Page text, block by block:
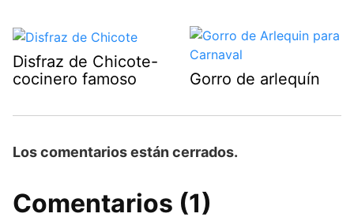
Disfraz de Chicote-
cocinero famoso
Gorro de arlequín
Los comentarios están cerrados.
Comentarios (1)